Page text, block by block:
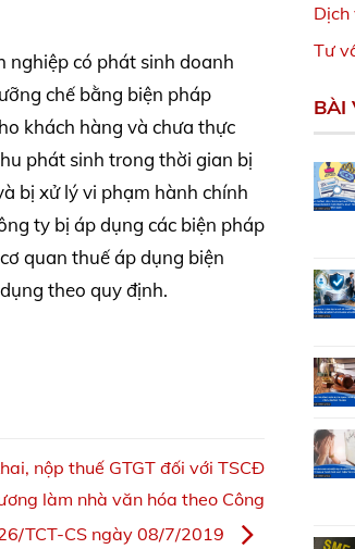
nghiệp có phát sinh doanh
chế bằng biện pháp
khách hàng và chưa thực
phát sinh trong thời gian bị
bị xử lý vi phạm hành chính
ty bị áp dụng các biện pháp
quan thuế áp dụng biện
theo quy định.
nộp thuế GTGT đối với TSCĐ
làm nhà văn hóa theo Công
TCT-CS ngày 08/7/2019
Tư
BÀI